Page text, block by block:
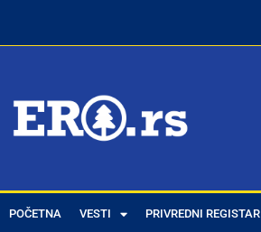
POČETNA VESTI PRIVREDNI REGISTAR